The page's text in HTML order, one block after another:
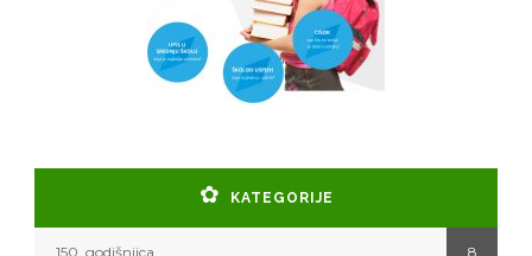
KATEGORIJE
150. godišnjica 8